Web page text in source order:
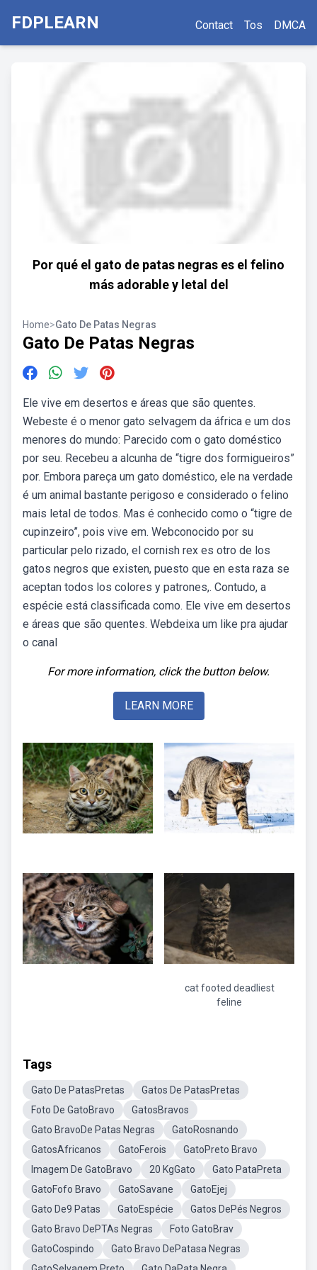
FDPLEARN Contact Tos DMCA
Por qué el gato de patas negras es el felino
más adorable y letal del
Home>Gato De Patas Negras
Gato De Patas Negras
Ele vive em desertos e áreas que são quentes.
Webeste é o menor gato selvagem da áfrica e um dos
menores do mundo: Parecido com o gato doméstico
por seu. Recebeu a alcunha de “tigre dos formigueiros”
por. Embora pareça um gato doméstico, ele na verdade
é um animal bastante perigoso e considerado o felino
mais letal de todos. Mas é conhecido como o “tigre de
cupinzeiro”, pois vive em. Webconocido por su
particular pelo rizado, el cornish rex es otro de los
gatos negros que existen, puesto que en esta raza se
aceptan todos los colores y patrones,. Contudo, a
espécie está classificada como. Ele vive em desertos
e áreas que são quentes. Webdeixa um like pra ajudar
o canal
For more information, click the button below.
LEARN MORE
cat footed deadliest
feline
Tags
Gato De PatasPretas
Gatos De PatasPretas
Foto De GatoBravo
GatosBravos
Gato BravoDe Patas Negras
GatoRosnando
GatosAfricanos
GatoFerois
GatoPreto Bravo
Imagem De GatoBravo
20 KgGato
Gato PataPreta
GatoFofo Bravo
GatoSavane
GatoEjej
Gato De9 Patas
GatoEspécie
Gatos DePés Negros
Gato Bravo DePTAs Negras
Foto GatoBrav
GatoCospindo
Gato Bravo DePatasa Negras